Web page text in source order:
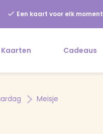
Een kaart voor elk moment
Kaarten Cadeaus
Meisje